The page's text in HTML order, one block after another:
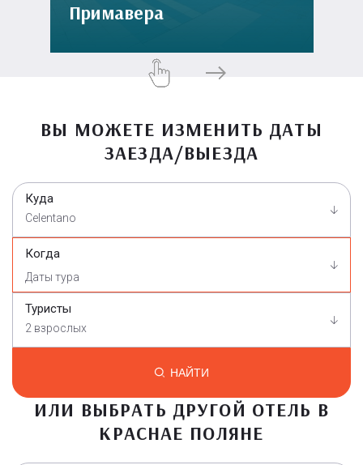
Примавера
ВЫ МОЖЕТЕ ИЗМЕНИТЬ ДАТЫ
ЗАЕЗДА/ВЫЕЗДА
Куда
Celentano
Когда
Туристы
2 взрослых
НАЙТИ
ИЛИ ВЫБРАТЬ ДРУГОЙ ОТЕЛЬ В
КРАСНАЕ ПОЛЯНЕ